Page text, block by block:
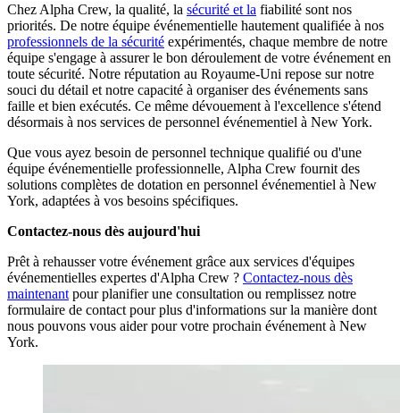
Chez Alpha Crew, la qualité, la sécurité et la fiabilité sont nos
priorités. De notre équipe événementielle hautement qualifiée à nos
professionnels de la sécurité expérimentés, chaque membre de notre
équipe s'engage à assurer le bon déroulement de votre événement en
toute sécurité. Notre réputation au Royaume-Uni repose sur notre
souci du détail et notre capacité à organiser des événements sans
faille et bien exécutés. Ce même dévouement à l'excellence s'étend
désormais à nos services de personnel événementiel à New York.
Que vous ayez besoin de personnel technique qualifié ou d'une
équipe événementielle professionnelle, Alpha Crew fournit des
solutions complètes de dotation en personnel événementiel à New
York, adaptées à vos besoins spécifiques.
Contactez-nous dès aujourd'hui
Prêt à rehausser votre événement grâce aux services d'équipes
événementielles expertes d'Alpha Crew ? Contactez-nous dès
maintenant pour planifier une consultation ou remplissez notre
formulaire de contact pour plus d'informations sur la manière dont
nous pouvons vous aider pour votre prochain événement à New
York.